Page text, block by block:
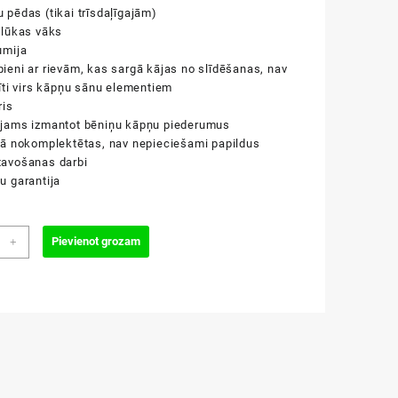
pēdas (tikai trīsdaļīgajām)
vāks
ar rievām, kas sargā kājas no slīdēšanas, nav
virs kāpņu sānu elementiem
izmantot bēniņu kāpņu piederumus
nokomplektētas, nav nepieciešami papildus
darbi
garantija
280cm
+ Pievienot grozam